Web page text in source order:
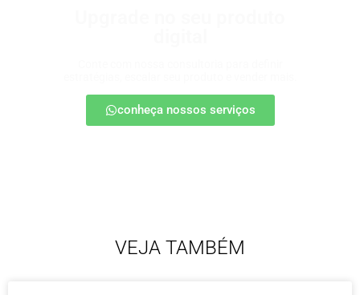
conheça nossos serviços
VEJA TAMBÉM